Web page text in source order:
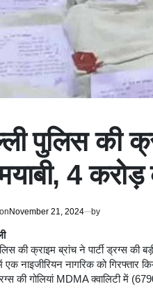
पुलिस की
4
November 21, 2024 by
की क्राइम ब्रांच ने पार्टी ड्रग्स
नाइजीरियन नागरिक को
की गोलियां MDMA क्वालिटी में